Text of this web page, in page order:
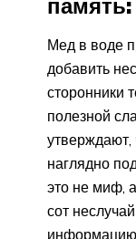
Мед в воде
добавить
сторонники
полезной
утверждают,
наглядно
это не миф,
сот